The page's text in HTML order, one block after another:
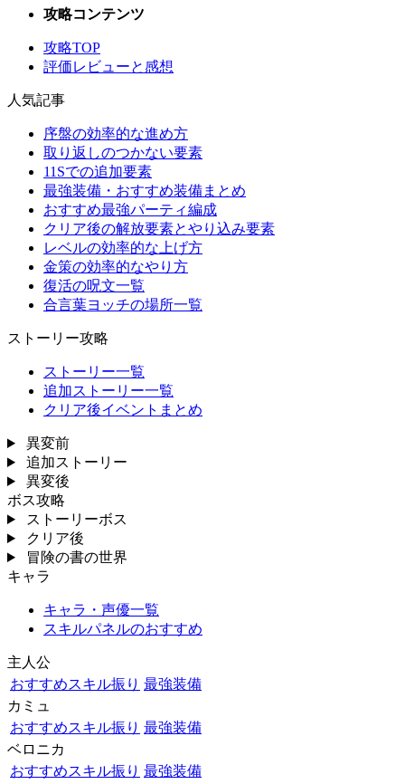
攻略コンテンツ
攻略TOP
評価レビューと感想
人気記事
序盤の効率的な進め方
取り返しのつかない要素
11Sでの追加要素
最強装備・おすすめ装備まとめ
おすすめ最強パーティ編成
クリア後の解放要素とやり込み要素
レベルの効率的な上げ方
金策の効率的なやり方
復活の呪文一覧
合言葉ヨッチの場所一覧
ストーリー攻略
ストーリー一覧
追加ストーリー一覧
クリア後イベントまとめ
異変前
追加ストーリー
異変後
ボス攻略
ストーリーボス
クリア後
冒険の書の世界
キャラ
キャラ・声優一覧
スキルパネルのおすすめ
主人公
おすすめスキル振り 最強装備
カミュ
おすすめスキル振り 最強装備
ベロニカ
おすすめスキル振り 最強装備